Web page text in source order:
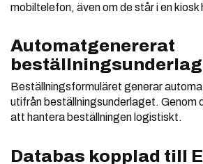
mobiltelefon, även om de står i en kiosk
Automatgenererat
beställningsunderlag​
Beställningsformuläret generar
utifrån beställningsunderlaget. Genom
att hantera beställningen logistiskt.
Databas kopplad till